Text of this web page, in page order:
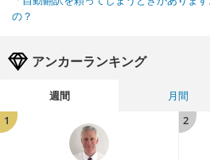
の？
アンカーランキング
週間 月間
1
2